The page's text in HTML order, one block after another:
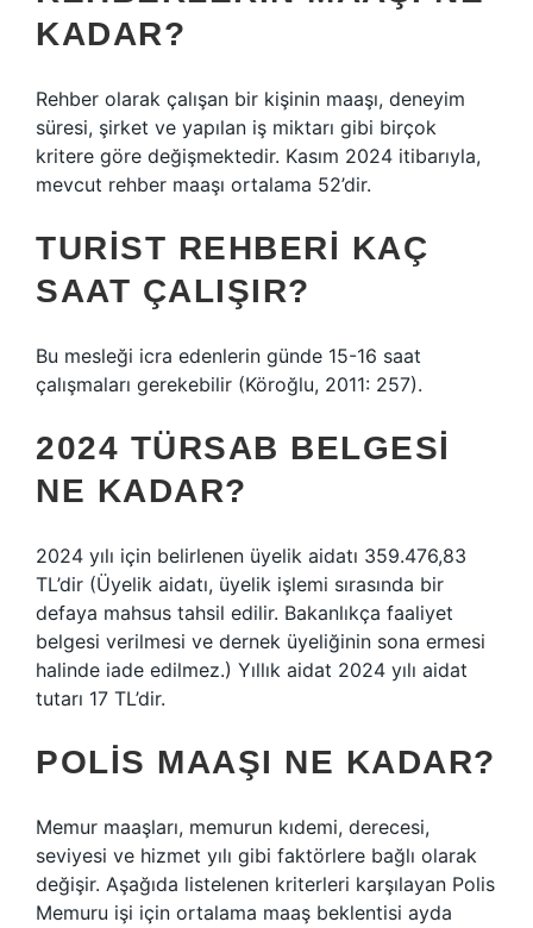
KADAR?
Rehber olarak çalışan bir kişinin maaşı, deneyim
süresi, şirket ve yapılan iş miktarı gibi birçok
kritere göre değişmektedir. Kasım 2024 itibarıyla,
mevcut rehber maaşı ortalama 52’dir.
TURIST REHBERI KAÇ
SAAT ÇALIŞIR?
Bu mesleği icra edenlerin günde 15-16 saat
çalışmaları gerekebilir (Köroğlu, 2011: 257).
2024 TÜRSAB BELGESI
NE KADAR?
2024 yılı için belirlenen üyelik aidatı 359.476,83
TL’dir (Üyelik aidatı, üyelik işlemi sırasında bir
defaya mahsus tahsil edilir. Bakanlıkça faaliyet
belgesi verilmesi ve dernek üyeliğinin sona ermesi
halinde iade edilmez.) Yıllık aidat 2024 yılı aidat
tutarı 17 TL’dir.
POLIS MAAŞI NE KADAR?
Memur maaşları, memurun kıdemi, derecesi,
seviyesi ve hizmet yılı gibi faktörlere bağlı olarak
değişir. Aşağıda listelenen kriterleri karşılayan Polis
Memuru işi için ortalama maaş beklentisi ayda